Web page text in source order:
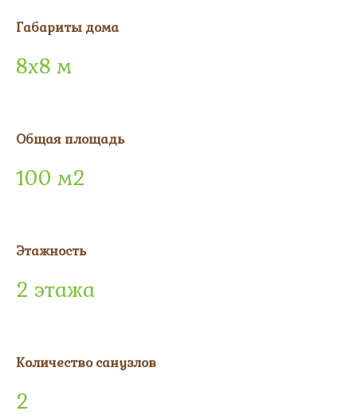
Габариты дома
8х8 м
Общая площадь
100 м2
Этажность
2 этажа
Количество санузлов
2